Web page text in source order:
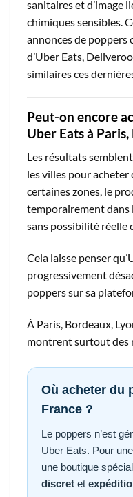
sanitaires et d’image
chimiques sensibles.
annonces de
d’Uber Eats,
similaires ces
Peut-on encore
Uber Eats à
Les résultats
les villes pour acheter
certaines zones, le
temporairement dans
sans possibilité réelle
Cela laisse penser
progressivement
poppers sur sa
À Paris, Bordeaux,
montrent surtout des
Où acheter du
France ?
Le poppers n’est
Uber Eats. Pour
une boutique
discret et